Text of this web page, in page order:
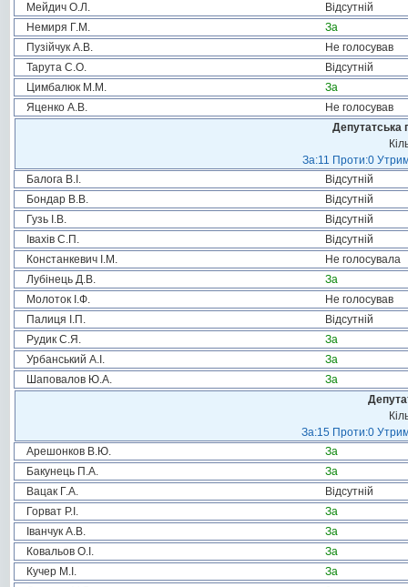
Мейдич О.Л.
Відсутній
Немиря Г.М.
За
Пузійчук А.В.
Не голосував
Тарута С.О.
Відсутній
Цимбалюк М.М.
За
Яценко А.В.
Не голосував
Депутатська
За:11 Проти:0
Балога В.І.
Відсутній
Бондар В.В.
Відсутній
Гузь І.В.
Відсутній
Івахів С.П.
Відсутній
Констанкевич І.М.
Не голосувала
Лубінець Д.В.
За
Молоток І.Ф.
Не голосував
Палиця І.П.
Відсутній
Рудик С.Я.
За
Урбанський А.І.
За
Шаповалов Ю.А.
За
За:15 Проти:0
Арешонков В.Ю.
За
Бакунець П.А.
За
Вацак Г.А.
Відсутній
Горват Р.І.
За
Іванчук А.В.
За
Ковальов О.І.
За
Кучер М.І.
За